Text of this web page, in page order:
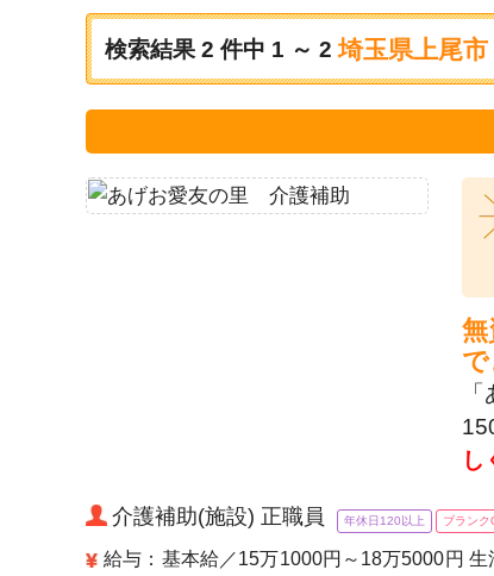
検索結果 2 件中 1 ～ 2 埼玉県上尾市
無
で
し
介護補助(施設) 正職員 年休日120以上 ブランク
給与：基本給／15万1000円～18万5000円